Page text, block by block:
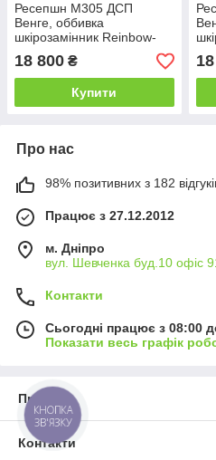
Ресепшн М305 ДСП
Венге, оббивка
шкірозамінник Reinbow-
2501 з гудзиками (Markson
TM)
18 800 ₴
Купити
Про нас
98% позитивних з 182
Працює з 27.12.2012
м. Дніпро
вул. Шевченка буд.10 офіс
Контакти
Сьогодні працює з 08:00
Показати весь графік
Про нас
Контакти
КНОПКА
ЗВ'ЯЗКУ